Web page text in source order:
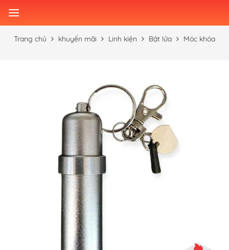
Trang chủ khuyến mãi Linh kiện Bật lửa Móc khóa